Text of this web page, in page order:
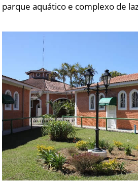
parque aquático e complexo de